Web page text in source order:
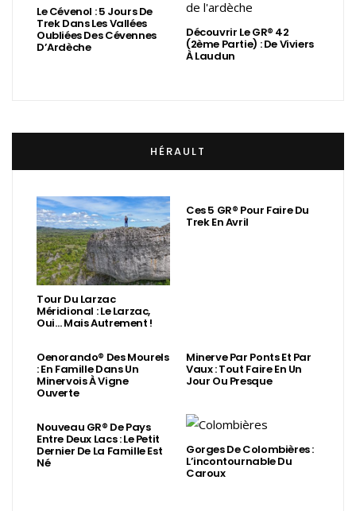
Le Cévenol : 5 Jours De
Trek Dans Les Vallées
Oubliées Des Cévennes
D’Ardèche
Découvrir Le GR® 42
(2ème Partie) : De Viviers
À Laudun
HÉRAULT
Tour Du Larzac
Méridional : Le Larzac,
Oui… Mais Autrement !
Ces 5 GR® Pour Faire Du
Trek En Avril
Oenorando® Des Mourels
: En Famille Dans Un
Minervois À Vigne
Ouverte
Minerve Par Ponts Et Par
Vaux : Tout Faire En Un
Jour Ou Presque
Nouveau GR® De Pays
Entre Deux Lacs : Le Petit
Dernier De La Famille Est
Né
Gorges De Colombières :
L’incontournable Du
Caroux